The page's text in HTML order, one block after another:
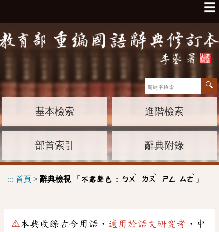
☰
基本檢索 進階檢索
部首索引 辭典附錄
::: 首頁 > 辭典檢視「 不露聲色 : ㄅㄨ
ˋ
ㄌㄡ
ˋ
ㄕㄥ ㄙㄜ
ˋ
」
⚠本典收錄古今用語， 適用於語文研究者 ，中